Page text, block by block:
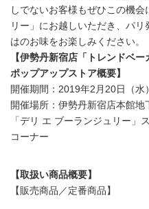
しでないお客様もぜひこの機
リー」にお越しいただき、パ
はのお味をお楽しみください。
【伊勢丹新宿店「トレンドベ
ポップアップストア概要】
開催期間：2019年2月20日（水
開催場所：伊勢丹新宿店本館地
「デリ エ ブーランジュリー」
コーナー
【取扱い商品概要】
【販売商品／定番商品】